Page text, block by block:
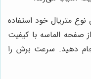
متریال خود استفاده
صفحه الماسه با کیفیت
دهید. سرعت برش را